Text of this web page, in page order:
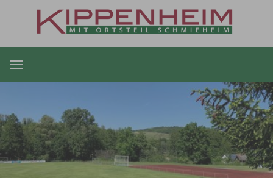
Zum Hauptinhalt springen